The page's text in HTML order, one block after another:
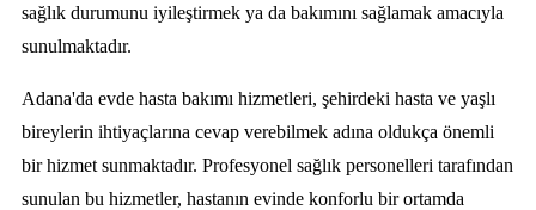
sağlık durumunu iyileştirmek ya da bakımını sağlamak amacıyla
sunulmaktadır.
Adana'da evde hasta bakımı hizmetleri, şehirdeki hasta ve yaşlı
bireylerin ihtiyaçlarına cevap verebilmek adına oldukça önemli
bir hizmet sunmaktadır. Profesyonel sağlık personelleri tarafından
sunulan bu hizmetler, hastanın evinde konforlu bir ortamda